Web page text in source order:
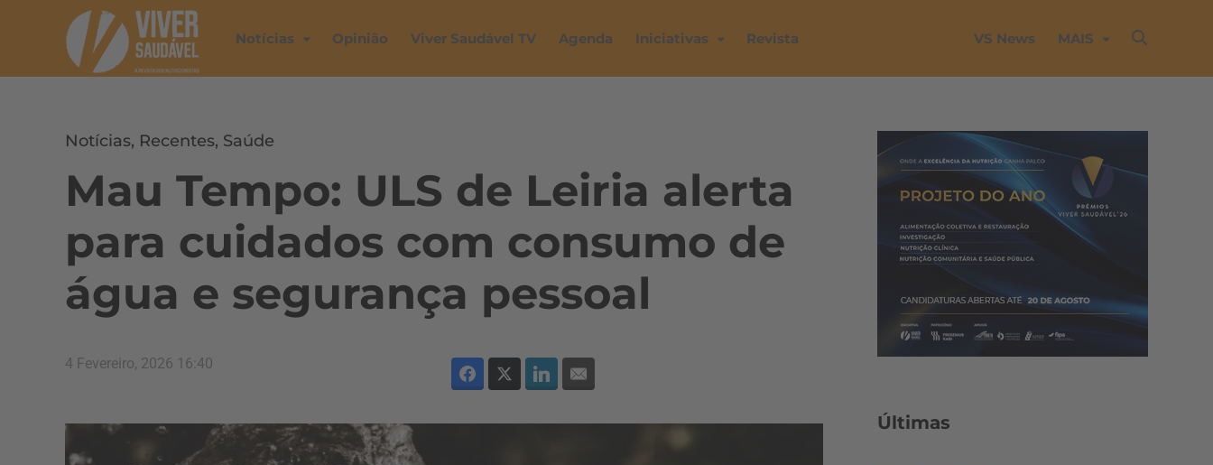
Notícias Opinião Viver Saudável TV Agenda Iniciativas Revista VS News MAIS
Notícias, Recentes, Saúde
Mau Tempo: ULS de Leiria alerta
para cuidados com consumo de
água e segurança pessoal
4 Fevereiro, 2026 16:40
Últimas